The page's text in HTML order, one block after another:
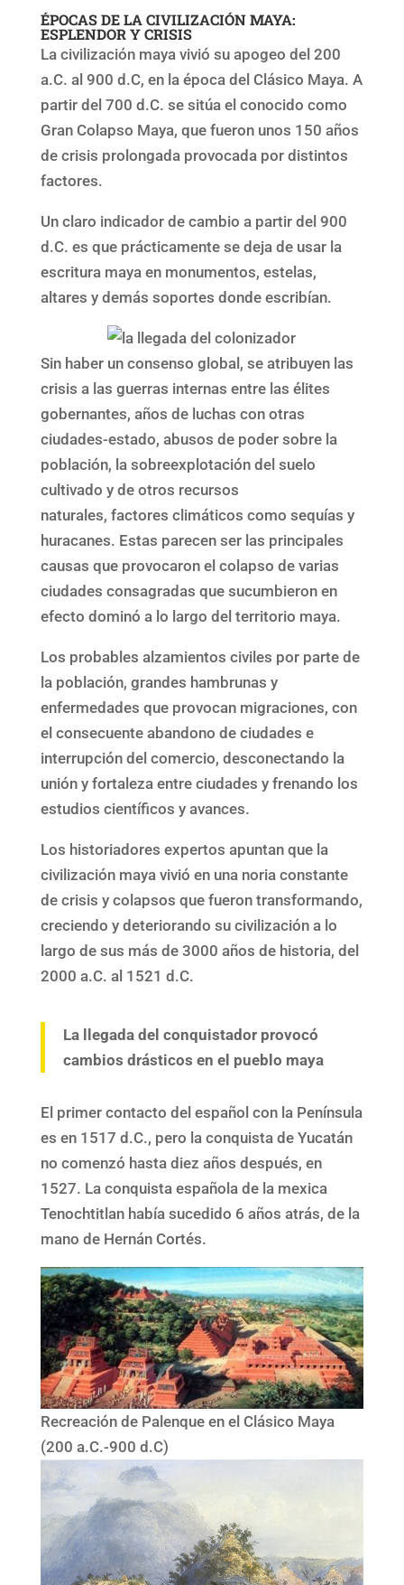
ÉPOCAS DE LA CIVILIZACIÓN MAYA:
ESPLENDOR Y CRISIS
La civilización maya vivió su apogeo del 200
a.C. al 900 d.C, en la época del Clásico Maya. A
partir del 700 d.C. se sitúa el conocido como
Gran Colapso Maya, que fueron unos 150 años
de crisis prolongada provocada por distintos
factores.
Un claro indicador de cambio a partir del 900
d.C. es que prácticamente se deja de usar la
escritura maya en monumentos, estelas,
altares y demás soportes donde escribían.
Sin haber un consenso global, se atribuyen las
crisis a las guerras internas entre las élites
gobernantes, años de luchas con otras
ciudades-estado, abusos de poder sobre la
población, la sobreexplotación del suelo
cultivado y de otros recursos
naturales, factores climáticos como sequías y
huracanes. Estas parecen ser las principales
causas que provocaron el colapso de varias
ciudades consagradas que sucumbieron en
efecto dominó a lo largo del territorio maya.
Los probables alzamientos civiles por parte de
la población, grandes hambrunas y
enfermedades que provocan migraciones, con
el consecuente abandono de ciudades e
interrupción del comercio, desconectando la
unión y fortaleza entre ciudades y frenando los
estudios científicos y avances.
Los historiadores expertos apuntan que la
civilización maya vivió en una noria constante
de crisis y colapsos que fueron transformando,
creciendo y deteriorando su civilización a lo
largo de sus más de 3000 años de historia, del
2000 a.C. al 1521 d.C.
La llegada del conquistador provocó
cambios drásticos en el pueblo maya
El primer contacto del español con la Península
es en 1517 d.C., pero la conquista de Yucatán
no comenzó hasta diez años después, en
1527. La conquista española de la mexica
Tenochtitlan había sucedido 6 años atrás, de la
mano de Hernán Cortés.
Recreación de Palenque en el Clásico Maya
(200 a.C.-900 d.C)